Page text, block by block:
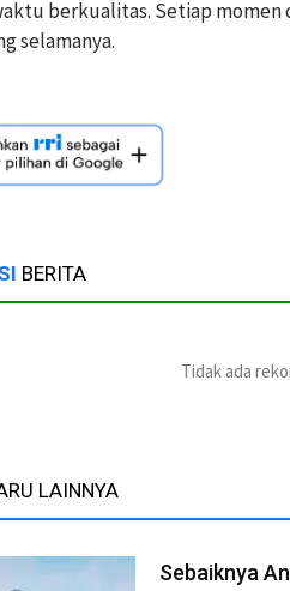
berkualitas. Setiap momen
selamanya.
BERITA
Tidak ada
LAINNYA
Sebaiknya